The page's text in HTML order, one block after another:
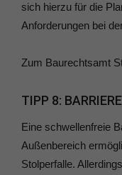
sich hierzu für die
Anforderungen bei
Zum Baurechtsamt
TIPP 8:
Eine schwellenfreie
Außenbereich
Stolperfalle.